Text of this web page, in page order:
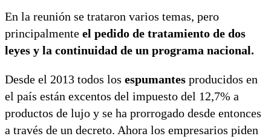
En la reunión se trataron varios temas, pero
principalmente el pedido de tratamiento de dos
leyes y la continuidad de un programa nacional.
Desde el 2013 todos los espumantes producidos en
el país están excentos del impuesto del 12,7% a
productos de lujo y se ha prorrogado desde entonces
a través de un decreto. Ahora los empresarios piden